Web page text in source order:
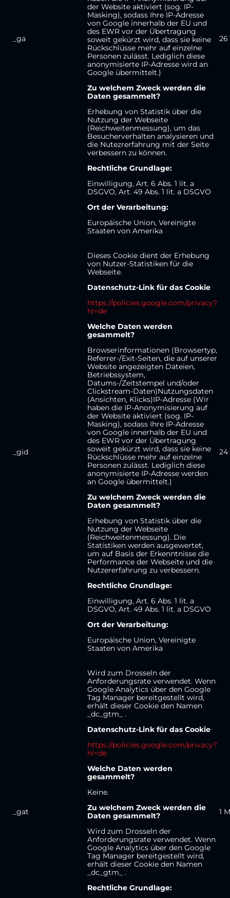
_ga
der Website aktiviert (sog. IP-
Masking), sodass Ihre IP-Adresse
von Google innerhalb der EU und
des EWR vor der Übertragung
soweit gekürzt wird, dass sie keine
Rückschlüsse mehr auf einzelne
Personen zulässt. Lediglich diese
anonymisierte IP-Adresse wird an
Google übermittelt.)
Zu welchem Zweck werden die
Daten gesammelt?
Erhebung von Statistik über die
Nutzung der Webseite
(Reichweitenmessung), um das
Besucherverhalten analysieren und
die Nutezrerfahrung mit der Seite
verbessern zu können.
Rechtliche Grundlage:
Einwilligung, Art. 6 Abs. 1 lit. a
DSGVO, Art. 49 Abs. 1 lit. a DSGVO
Ort der Verarbeitung:
Europäische Union, Vereinigte
Staaten von Amerika
26
_gid
Dieses Cookie dient der Erhebung
von Nutzer-Statistiken für die
Webseite.
Datenschutz-Link für das Cookie
https://policies.google.com/privacy?
hl=de
Welche Daten werden
gesammelt?
Browserinformationen (Browsertyp,
Referrer-/Exit-Seiten, die auf unserer
Website angezeigten Dateien,
Betriebssystem,
Datums-/Zeitstempel und/oder
Clickstream-Daten)Nutzungsdaten
(Ansichten, Klicks)IP-Adresse (Wir
haben die IP-Anonymisierung auf
der Website aktiviert (sog. IP-
Masking), sodass Ihre IP-Adresse
von Google innerhalb der EU und
des EWR vor der Übertragung
soweit gekürzt wird, dass sie keine
Rückschlüsse mehr auf einzelne
Personen zulässt. Lediglich diese
anonymisierte IP-Adresse werden
an Google übermittelt.)
Zu welchem Zweck werden die
Daten gesammelt?
Erhebung von Statistik über die
Nutzung der Webseite
(Reichweitenmessung). Die
Statistiken werden ausgewertet,
um auf Basis der Erkenntnisse die
Performance der Webseite und die
Nutzererfahrung zu verbessern.
Rechtliche Grundlage:
Einwilligung, Art. 6 Abs. 1 lit. a
DSGVO, Art. 49 Abs. 1 lit. a DSGVO
Ort der Verarbeitung:
Europäische Union, Vereinigte
Staaten von Amerika
24
_gat
Wird zum Drosseln der
Anforderungsrate verwendet. Wenn
Google Analytics über den Google
Tag Manager bereitgestellt wird,
erhält dieser Cookie den Namen
_dc_gtm_ .
Datenschutz-Link für das Cookie
https://policies.google.com/privacy?
hl=de
Welche Daten werden
gesammelt?
Keine.
Zu welchem Zweck werden die
Daten gesammelt?
Wird zum Drosseln der
Anforderungsrate verwendet. Wenn
Google Analytics über den Google
Tag Manager bereitgestellt wird,
erhält dieser Cookie den Namen
_dc_gtm_ .
Rechtliche Grundlage:
1